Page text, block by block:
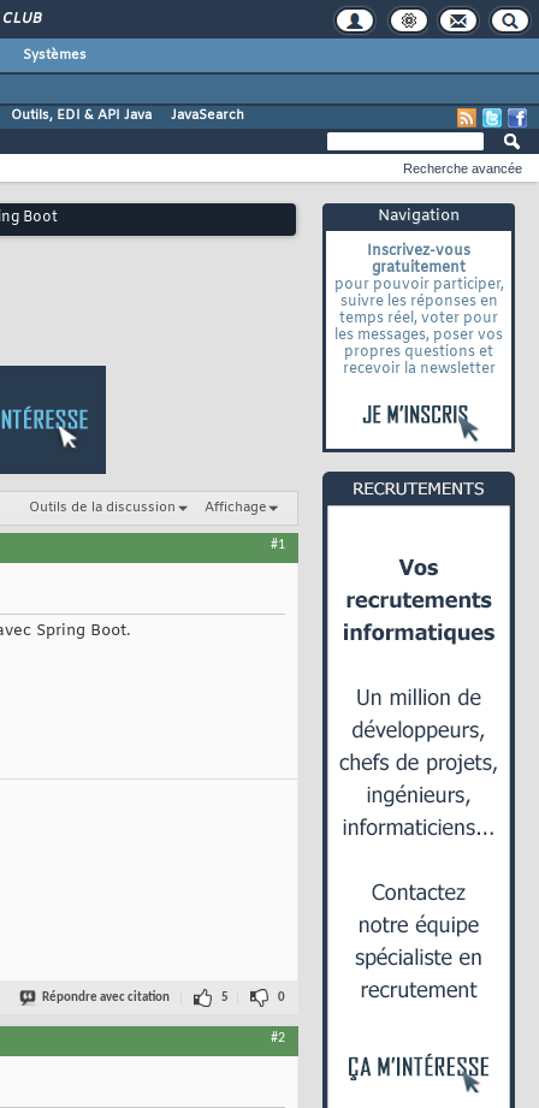
CLUB
Systèmes
Outils, EDI & API Java JavaSearch
Navigation
Inscrivez-vous
gratuitement
pour pouvoir participer,
suivre les réponses en
temps réel, voter pour
les messages, poser vos
propres questions et
recevoir la newsletter
Recherche avancée
Boot
Outils de la discussion Affichage
#1
Spring Boot.
Répondre avec citation 5 0
#2